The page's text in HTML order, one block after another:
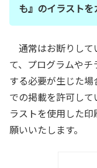
も』のイラストを
通常はお断りし
て、プログラムや
する必要が生じた
での掲載を許可し
ラストを使用した
願いいたします。